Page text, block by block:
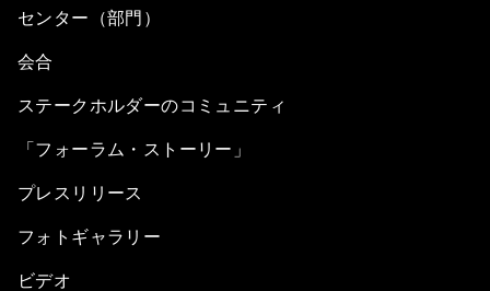
センター（部門）
会合
ステークホルダーのコミュニティ
「フォーラム・ストーリー」
プレスリリース
フォトギャラリー
ビデオ